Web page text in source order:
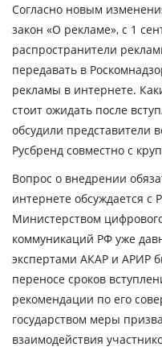
Согласно новым
закон «О рекламе», с 1
распространители
передавать в
рекламы в интернете.
стоит ожидать после
обсудили представители
Русбренд совместно с
Вопрос о внедрении
интернете обсуждается с
Министерством
коммуникаций РФ уже
экспертами АКАР и АРИР
переносе сроков
рекомендации по его
государством меры
взаимодействия